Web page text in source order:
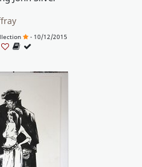
- 10/12/2015